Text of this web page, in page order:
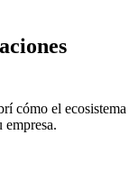
cómo el ecosistema